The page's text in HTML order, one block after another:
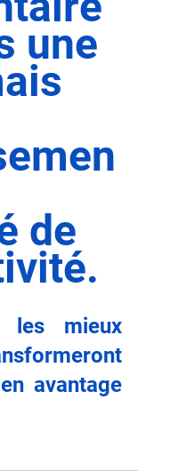
une
de
les mieux
avantage